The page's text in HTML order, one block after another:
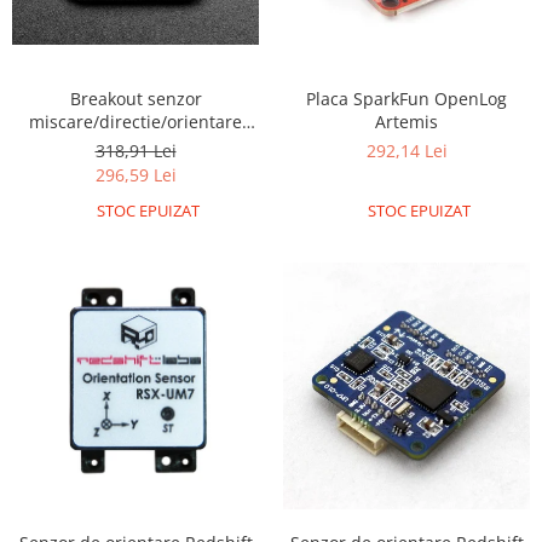
Prusa I3 DIY Kit
Pentru Incepatori
Kituri incepatori Arduino
Pentru Incepatori
Junior Robotics
Lego Education
STEM Education
Ugears
Cadouri
Breakout senzor
miscare/directie/orientare
Adafruit 9-DOF LSM9DS1
318,91 Lei
296,59 Lei
STOC EPUIZAT
Placa SparkFun OpenLog
Artemis
292,14 Lei
STOC EPUIZAT